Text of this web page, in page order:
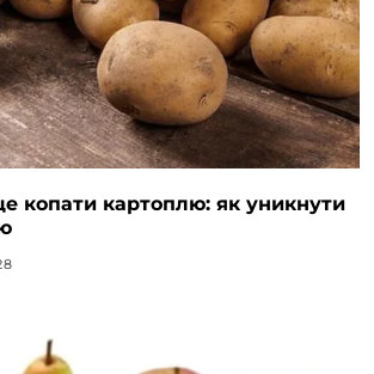
копати картоплю: як уникнути